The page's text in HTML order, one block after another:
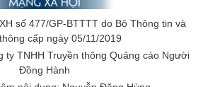
số 477/GP-BTTTT do Bộ Thông tin và
cấp ngày 05/11/2019
ty TNHH Truyền thông Quảng cáo Người
Đồng Hành